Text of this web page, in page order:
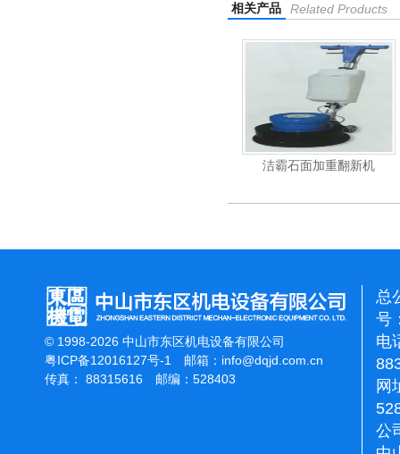
相关产品 Related Products
洁霸石面加重翻新机 电动高压清
© 1998-2026 中山市东区机电设备有限公司
粤ICP备12016127号-1 邮箱： info@dqjd.com.cn
传真： 88315616 邮编：528403
总
号
电
网
公